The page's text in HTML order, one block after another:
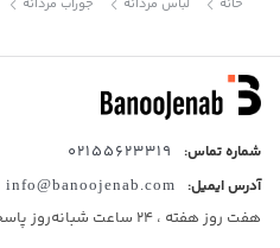
خانه لباس مردانه جوراب مردانه
شماره تماس: 02155623319
آدرس ایمیل: info@banoojenab.com
هفت روز هفته ، 24 ساعت شبانه‌روز پاسخگوی شما هستیم.